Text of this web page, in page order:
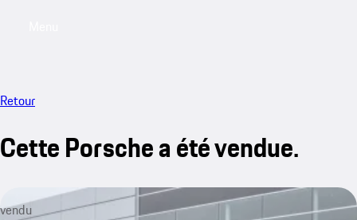
Retour
Cette Porsche a été vendue.
vendu